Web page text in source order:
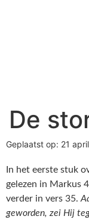
De
Geplaatst op: 21
In het eerste stuk
gelezen in Markus
verder in vers 35.
geworden, zei Hij